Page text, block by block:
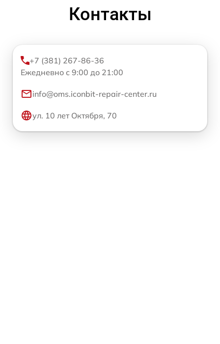
Контакты
+7 (381) 267-86-36
Ежедневно с 9:00 до 21:00
info@oms.iconbit-repair-center.ru
ул. 10 лет Октября, 70